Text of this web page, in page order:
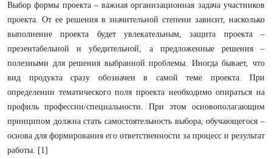
Выбор формы проекта – важная организационная задача участников
проекта. От ее решения в значительной степени зависит, насколько
выполнение проекта будет увлекательным, защита проекта –
презентабельной и убедительной, а предложенные решения –
полезными для решения выбранной проблемы. Иногда бывает, что
вид продукта сразу обозначен в самой теме проекта. При
определении тематического поля проекта необходимо опираться на
профиль профессии/специальности. При этом основополагающим
принципом должна стать самостоятельность выбора, обучающегося –
основа для формирования его ответственности за процесс и результат
работы. [1]